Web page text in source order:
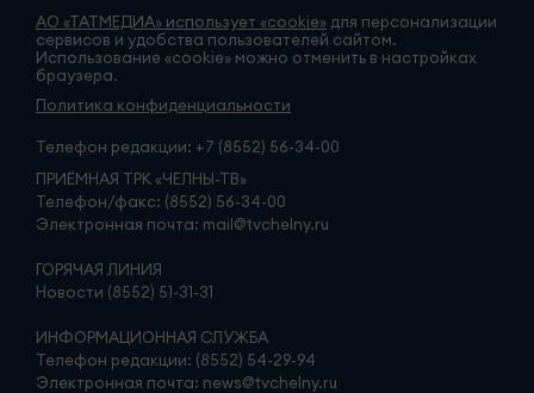
АО «ТАТМЕДИА» использует «cookie» для персонализации
сервисов и удобства пользователей сайтом.
Использование «cookie» можно отменить в настройках
браузера.
Политика конфиденциальности
Телефон редакции: +7 (8552) 56-34-00
ПРИЁМНАЯ ТРК «ЧЕЛНЫ-ТВ»
Телефон/факс: (8552) 56-34-00
Электронная почта: mail@tvchelny.ru
ГОРЯЧАЯ ЛИНИЯ
Новости (8552) 51-31-31
ИНФОРМАЦИОННАЯ СЛУЖБА
Телефон редакции: (8552) 54-29-94
Электронная почта: news@tvchelny.ru